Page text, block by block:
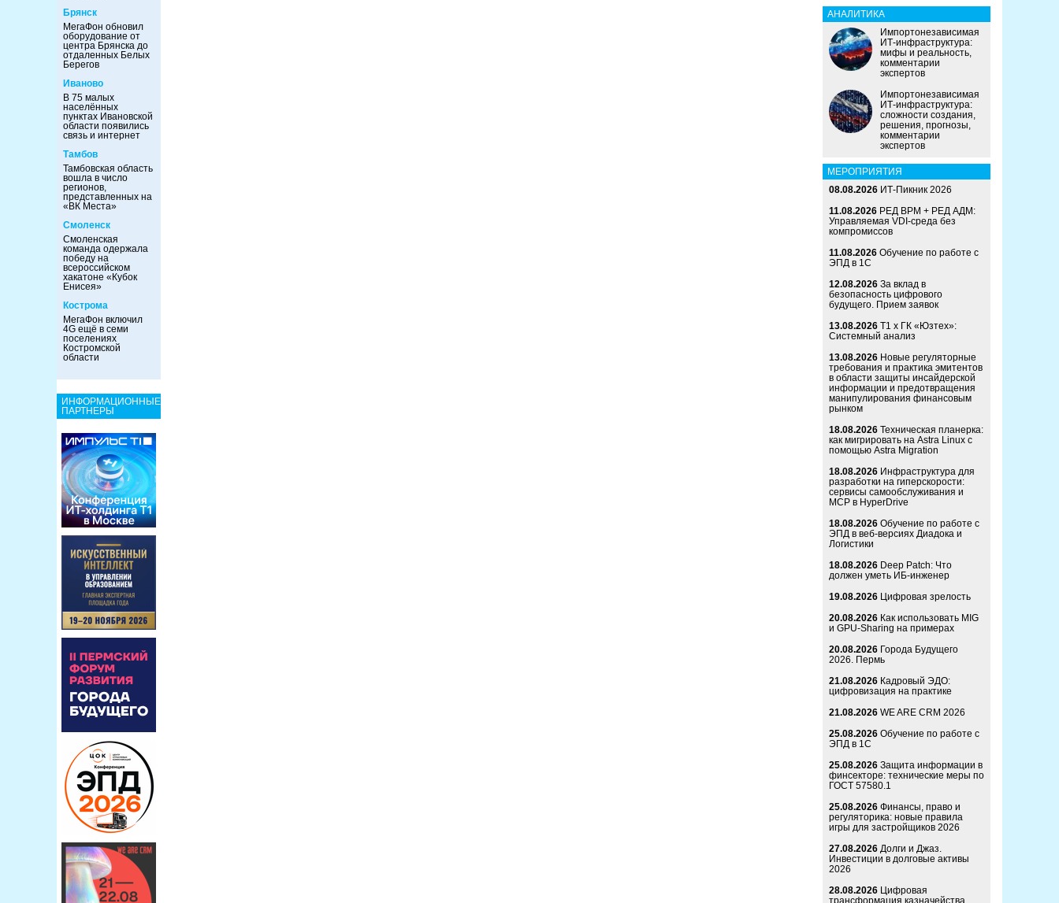
Брянск
МегаФон обновил
оборудование от
центра Брянска до
отдаленных Белых
Берегов
Иваново
В 75 малых
населённых
пунктах Ивановской
области появились
связь и интернет
Тамбов
Тамбовская область
вошла в число
регионов,
представленных на
«ВК Места»
Смоленск
Смоленская
команда одержала
победу на
всероссийском
хакатоне «Кубок
Енисея»
Кострома
МегаФон включил
4G ещё в семи
поселениях
Костромской
области
ИНФОРМАЦИОННЫЕ
ПАРТНЕРЫ
АНАЛИТИКА
Импортонезависимая
ИТ-инфраструктура:
мифы и реальность,
комментарии
экспертов
Импортонезависимая
ИТ-инфраструктура:
сложности создания,
решения, прогнозы,
комментарии
экспертов
МЕРОПРИЯТИЯ
08.08.2026 ИТ-Пикник 2026
11.08.2026 РЕД ВРМ + РЕД АДМ:
Управляемая VDI-среда без
компромиссов
11.08.2026 Обучение по работе с
ЭПД в 1С
12.08.2026 За вклад в
безопасность цифрового
будущего. Прием заявок
13.08.2026 Т1 x ГК «Юзтех»:
Системный анализ
13.08.2026 Новые регуляторные
требования и практика эмитентов
в области защиты инсайдерской
информации и предотвращения
манипулирования финансовым
рынком
18.08.2026 Техническая планерка:
как мигрировать на Astra Linux с
помощью Astra Migration
18.08.2026 Инфраструктура для
разработки на гиперскорости:
сервисы самообслуживания и
MCP в HyperDrive
18.08.2026 Обучение по работе с
ЭПД в веб-версиях Диадока и
Логистики
18.08.2026 Deep Patch: Что
должен уметь ИБ-инженер
19.08.2026 Цифровая зрелость
20.08.2026 Как использовать MIG
и GPU-Sharing на примерах
20.08.2026 Города Будущего
2026. Пермь
21.08.2026 Кадровый ЭДО:
цифровизация на практике
21.08.2026 WE ARE CRM 2026
25.08.2026 Обучение по работе с
ЭПД в 1С
25.08.2026 Защита информации в
финсекторе: технические меры по
ГОСТ 57580.1
25.08.2026 Финансы, право и
регуляторика: новые правила
игры для застройщиков 2026
27.08.2026 Долги и Джаз.
Инвестиции в долговые активы
2026
28.08.2026 Цифровая